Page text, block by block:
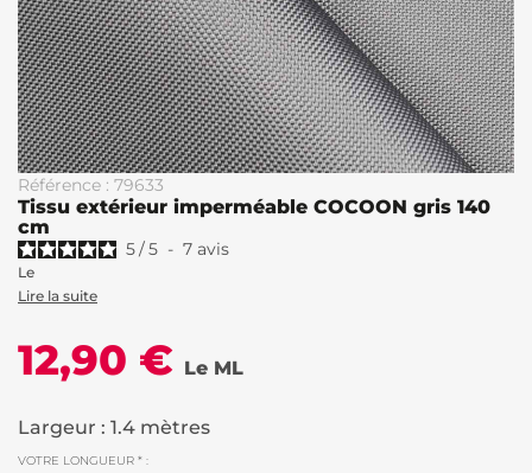
Référence : 79633
Tissu extérieur imperméable COCOON gris 140
cm
5/5 - 7 avis
Le
Lire la suite
12,90 € Le ML
Largeur : 1.4 mètres
VOTRE LONGUEUR * :